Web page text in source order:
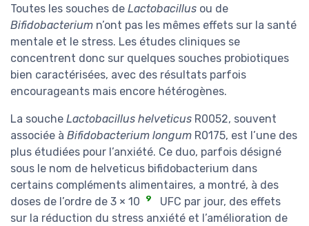
Toutes les souches de Lactobacillus ou de
Bifidobacterium n’ont pas les mêmes effets sur la santé
mentale et le stress. Les études cliniques se
concentrent donc sur quelques souches probiotiques
bien caractérisées, avec des résultats parfois
encourageants mais encore hétérogènes.
La souche Lactobacillus helveticus R0052, souvent
associée à Bifidobacterium longum R0175, est l’une des
plus étudiées pour l’anxiété. Ce duo, parfois désigné
sous le nom de helveticus bifidobacterium dans
certains compléments alimentaires, a montré, à des
doses de l’ordre de 3 × 10
9
UFC par jour, des effets
sur la réduction du stress anxiété et l’amélioration de